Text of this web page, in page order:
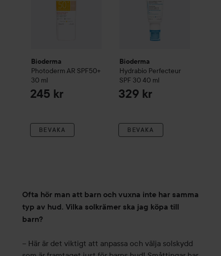
Bioderma
PhotodermAR SPF50+
30 ml
245 kr
BEVAKA
Bioderma
Hydrabio Perfecteur
SPF 30 40 ml
329 kr
BEVAKA
Ofta hör man att barn och vuxna inte har samma
typ av hud. Vilka solkrämer ska jag köpa till
barn?
– Här är det viktigt att anpassa och välja solskydd